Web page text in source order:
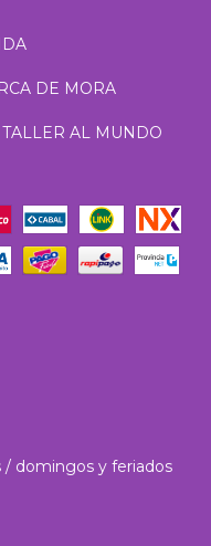
DE MORA
AL MUNDO
/ domingos y feriados